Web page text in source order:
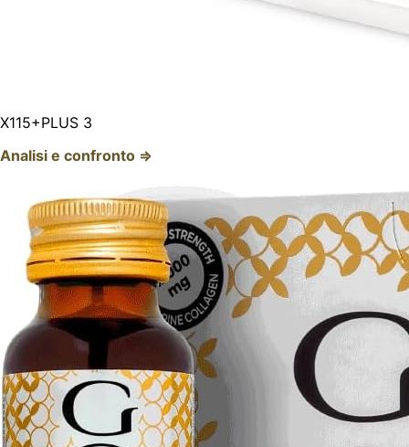
X115+PLUS 3
Analisi e confronto ⇒